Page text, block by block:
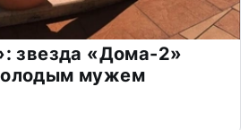
звезда «Дома-2»
мужем